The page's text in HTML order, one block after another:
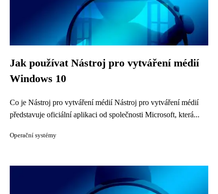
Jak používat Nástroj pro vytváření médií
Windows 10
Co je Nástroj pro vytváření médií Nástroj pro vytváření médií
představuje oficiální aplikaci od společnosti Microsoft, která...
Operační systémy